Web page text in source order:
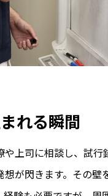
れる瞬間
上司に相談し、試行
が閃きます。その壁